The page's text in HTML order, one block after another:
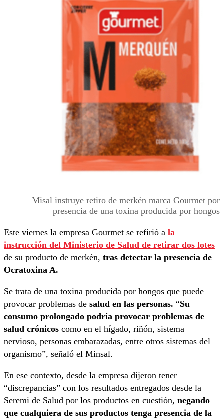
Misal instruye retiro de merkén marca Gourmet por
presencia de una toxina producida por hongos
Este viernes la empresa Gourmet se refirió a la
instrucción del Ministerio de Salud de retirar dos lotes
de su producto de merkén, tras detectar la presencia de
Ocratoxina A.
Se trata de una toxina producida por hongos que puede
provocar problemas de salud en las personas. “Su
consumo prolongado podría provocar problemas de
salud crónicos como en el hígado, riñón, sistema
nervioso, personas embarazadas, entre otros sistemas del
organismo”, señaló el Minsal.
En ese contexto, desde la empresa dijeron tener
“discrepancias” con los resultados entregados desde la
Seremi de Salud por los productos en cuestión, negando
que cualquiera de sus productos tenga presencia de la